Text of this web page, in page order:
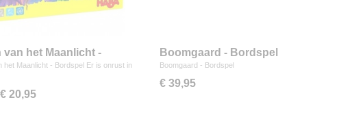
van het Maanlicht -
het Maanlicht - Bordspel Er is onrust in
€ 20,95
Boomgaard - Bordspel
Boomgaard - Bordspel
€ 39,95